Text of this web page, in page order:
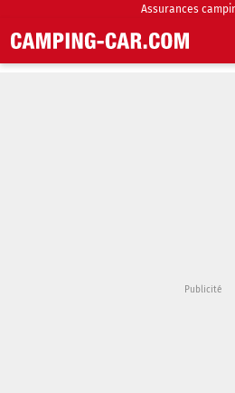
Assurances